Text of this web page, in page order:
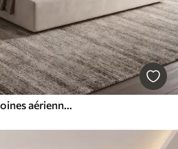
Peintures murales Des pivoines aériennes aux douces nuances de beige poudré